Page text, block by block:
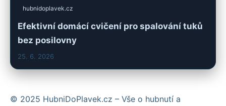
hubnidoplavek.cz
Efektivní domácí cvičení pro spalování tuků
bez posilovny
25. 6. 2026
© 2025 HubniDoPlavek.cz – Vše o hubnutí a